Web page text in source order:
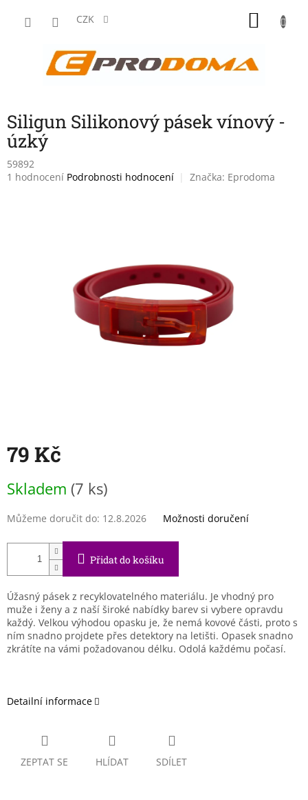
CZK
Siligun Silikonový pásek vínový -
úzký
59892
Průměrné
1 hodnocení Podrobnosti hodnocení Značka: Eprodoma
79 Kč
cena:
Skladem (7 ks)
Můžeme doručit do: 12.8.2026 Možnosti doručení
Přidat do košíku
Úžasný pásek z recyklovatelného materiálu. Je vhodný pro
muže i ženy a z naší široké nabídky barev si vybere opravdu
každý. Velkou výhodou opasku je, že nemá kovové části, proto s
ním snadno projdete přes detektory na letišti. Opasek snadno
zkrátíte na vámi požadovanou délku. Odolá každému počasí.
Detailní informace
ZEPTAT SE HLÍDAT SDÍLET